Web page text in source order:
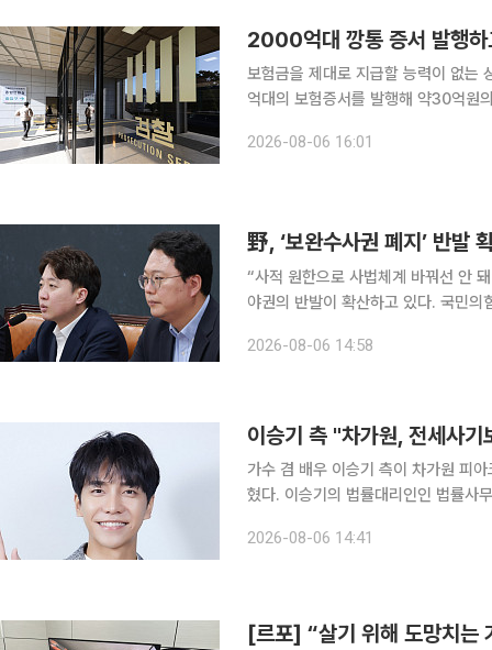
2000억대 깡통 증서 발행
보험금을 제대로 지급할 능력이 없는
억대의 보험증서를 발행해 약30억원의
의로 무허가 보증보험사 A업체 전현
2026-08-06 16:01
野, ‘보완수사권 폐지’ 반발
“사적 원한으로 사법체계 바꿔선 안 돼” 검사의 보완수사권을 폐지한 형사소송법 개정안을
야권의 반발이 확산하고 있다. 국민
는 6일 국회 의원회관에서 ‘검찰개혁
2026-08-06 14:58
이승기 측 "차가원, 전세사
가수 겸 배우 이승기 측이 차가원 피
혔다. 이승기의 법률대리인인 법률사무소 현명 윤용석ㆍ장재원 변호사는 6일 입장문을 통해 "차가
했다. 법률대리인 측은 이번 사안
2026-08-06 14:41